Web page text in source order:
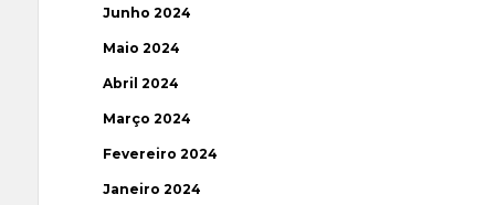
Junho 2024
Maio 2024
Abril 2024
Março 2024
Fevereiro 2024
Janeiro 2024